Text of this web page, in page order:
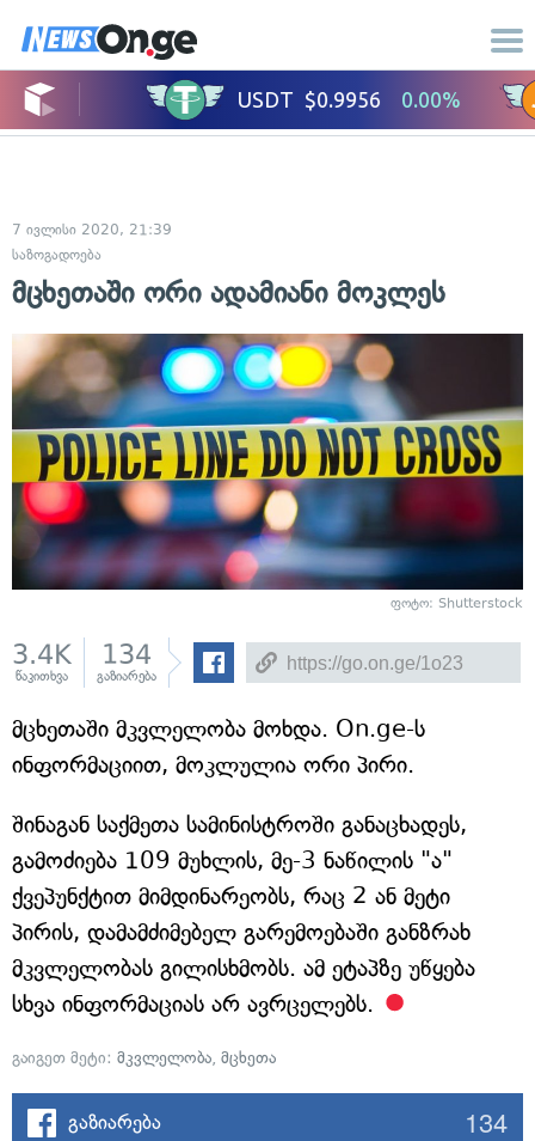
7 ივლისი 2020, 21:39
საზოგადოება
მცხეთაში ორი ადამიანი მოკლეს
ფოტო: Shutterstock
3.4K
წაკითხვა
134
გაზიარება
მცხეთაში მკვლელობა მოხდა. On.ge-ს
ინფორმაციით, მოკლულია ორი პირი.
შინაგან საქმეთა სამინისტროში განაცხადეს,
გამოძიება 109 მუხლის, მე-3 ნაწილის "ა"
ქვეპუნქტით მიმდინარეობს, რაც 2 ან მეტი
პირის, დამამძიმებელ გარემოებაში განზრახ
მკვლელობას გილისხმობს. ამ ეტაპზე უწყება
სხვა ინფორმაციას არ ავრცელებს.
გაიგეთ მეტი: მკვლელობა, მცხეთა
გაზიარება 134